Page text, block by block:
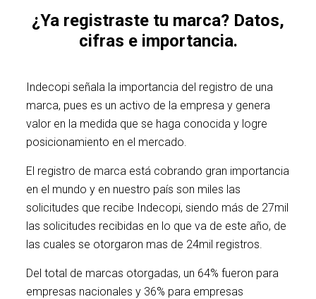
¿Ya registraste tu marca? Datos,
cifras e importancia.
Indecopi señala la importancia del registro de una
marca, pues es un activo de la empresa y genera
valor en la medida que se haga conocida y logre
posicionamiento en el mercado.
El registro de marca está cobrando gran importancia
en el mundo y en nuestro país son miles las
solicitudes que recibe Indecopi, siendo más de 27mil
las solicitudes recibidas en lo que va de este año, de
las cuales se otorgaron mas de 24mil registros.
Del total de marcas otorgadas, un 64% fueron para
empresas nacionales y 36% para empresas